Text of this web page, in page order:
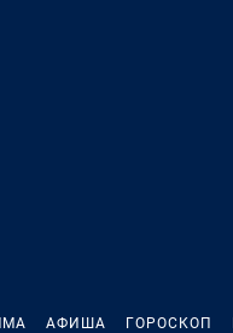
АФИША ГОРОСКОП